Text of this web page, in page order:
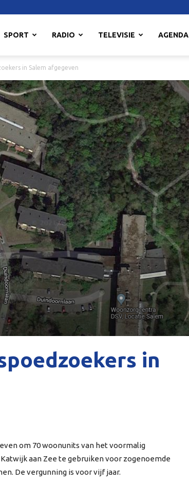
SPORT RADIO TELEVISIE AGENDA
in Salem afgegeven
in
om 70 woonunits van het voormalig
aan Zee te gebruiken voor zogenoemde
De vergunning is voor vijf jaar.